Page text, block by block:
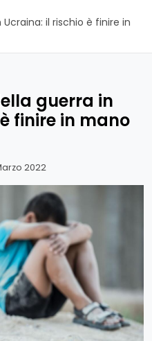
il rischio è finire in
guerra in
finire in mano
2022